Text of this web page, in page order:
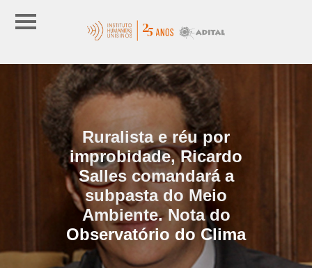
Ruralista e réu por
improbidade, Ricardo
Salles comandará a
subpasta do Meio
Ambiente. Nota do
Observatório do Clima